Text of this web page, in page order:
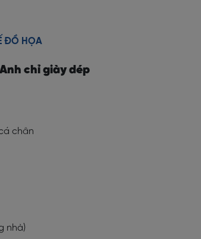
ĐỒ HỌA
chỉ giày dép
chân
nhà)